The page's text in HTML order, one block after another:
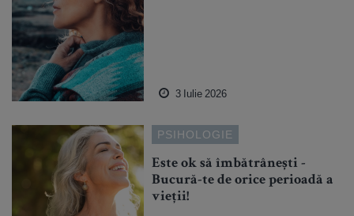
3 Iulie 2026
PSIHOLOGIE
Este ok să îmbătrânești -
Bucură-te de orice perioadă a
vieții!